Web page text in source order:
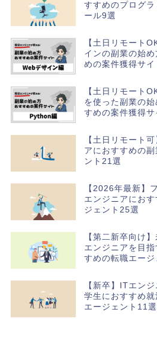
すすめのプログラ
ール9選
【土日リモート
インの副業の始め
めの案件獲得サイ
【土日リモート
を使った副業の始
すめの案件獲得
【土日リモート
アにおすすめの副
ント21選
【2026年最新】
エンジニアにおす
ジェント25選
【第二新卒向け
エンジニアを目指
すめの転職エージ
【新卒】ITエン
学生におすすめ就
エージェント11選